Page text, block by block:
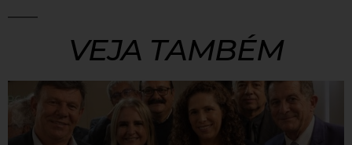
VEJA TAMBÉM